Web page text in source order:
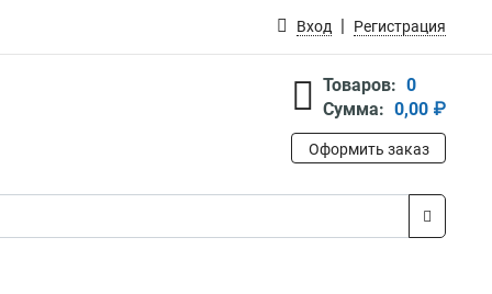
Вход Регистрация
Товаров: 0
Сумма: 0,00 ₽
Оформить заказ